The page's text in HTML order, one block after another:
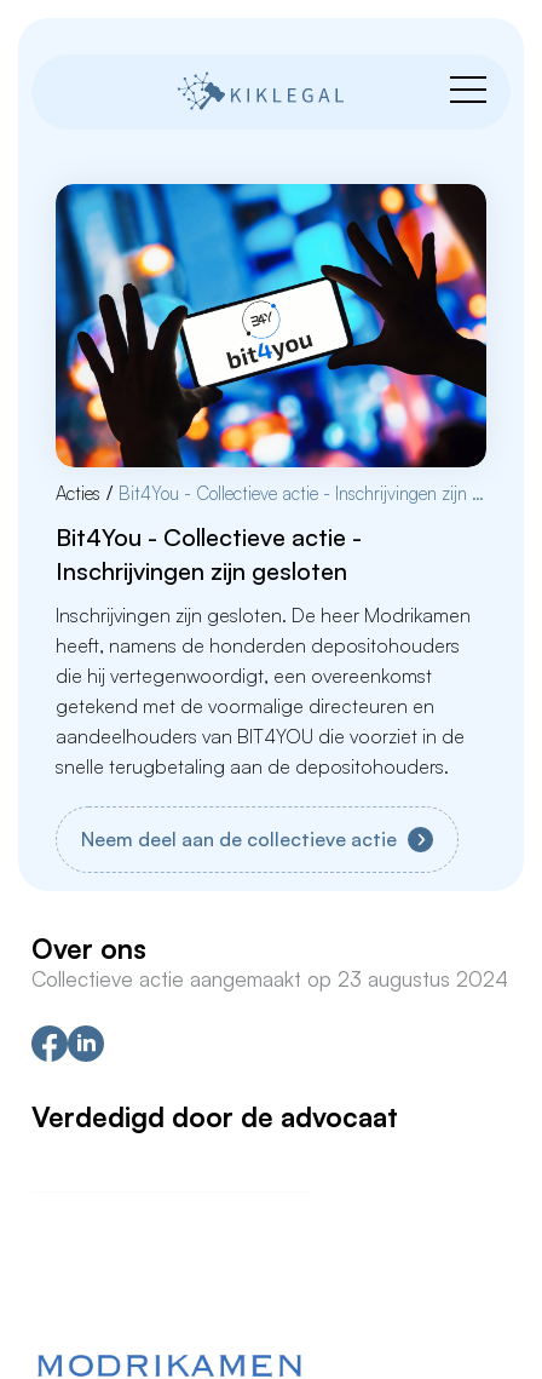
Acties / Bit4You - Collectieve actie - Inschrijvingen zijn gesloten
Bit4You - Collectieve actie -
Inschrijvingen zijn gesloten
Inschrijvingen zijn gesloten. De heer Modrikamen
heeft, namens de honderden depositohouders
die hij vertegenwoordigt, een overeenkomst
getekend met de voormalige directeuren en
aandeelhouders van BIT4YOU die voorziet in de
snelle terugbetaling aan de depositohouders.
Neem deel aan de collectieve actie
Over ons
Collectieve actie aangemaakt op 23 augustus 2024
Verdedigd door de advocaat